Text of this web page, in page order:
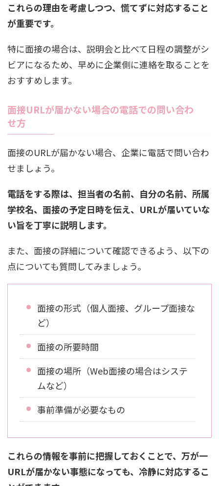
これらの理由を考慮しつつ、慌てずに対応すること
が重要です。
特に面接の場合は、説明会と比べて日程の調整がシ
ビアになるため、早めに企業側に連絡を取ることを
おすすめします。
面接URLが届かない場合の電話での問い合わ
せ方
面接のURLが届かない場合、企業に電話で問い合わ
せましょう。
電話をする際は、担当者の名前、自分の名前、所属
学校名、面接の予定日時を伝え、URLが届いていな
い旨を丁寧に説明します。
また、面接の詳細について確認できるよう、以下の
点についても質問してみましょう。
面接の形式（個人面接、グループ面接な
ど）
面接の所要時間
面接の場所（Web面接の場合はシステ
ムなど）
事前準備が必要なもの
これらの情報を事前に把握しておくことで、万が一
URLが届かない事態になっても、冷静に対応するこ